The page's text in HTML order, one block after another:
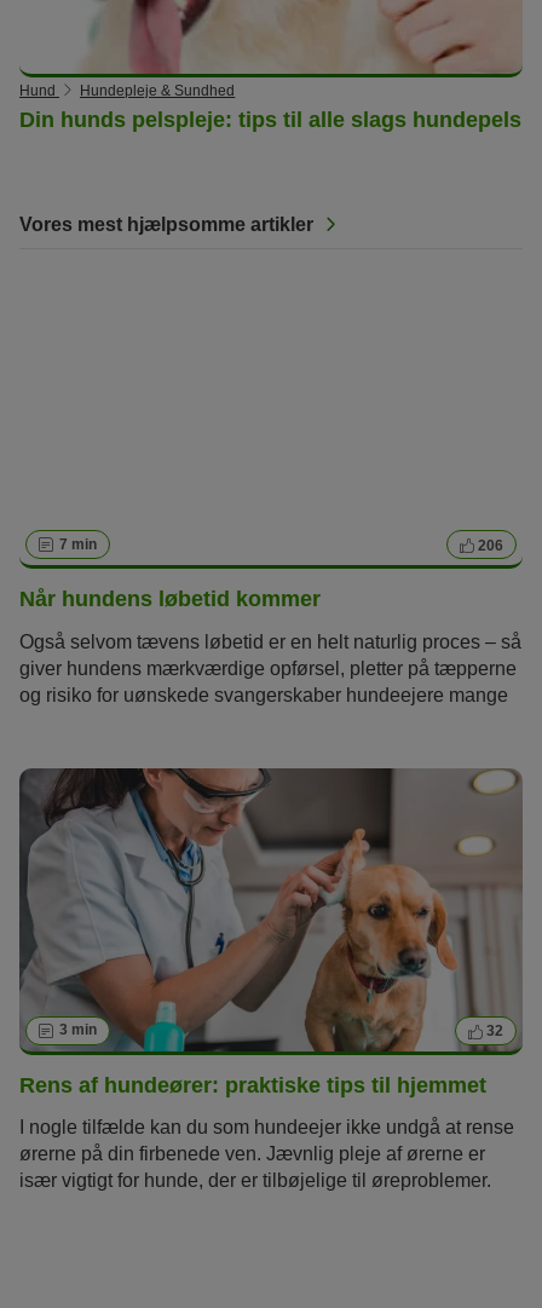
Hund Hundepleje & Sundhed
Din hunds pelspleje: tips til alle slags hundepels
Vores mest hjælpsomme artikler
7 min 206
Når hundens løbetid kommer
Også selvom tævens løbetid er en helt naturlig proces – så
giver hundens mærkværdige opførsel, pletter på tæpperne
og risiko for uønskede svangerskaber hundeejere mange
3 min 32
Rens af hundeører: praktiske tips til hjemmet
I nogle tilfælde kan du som hundeejer ikke undgå at rense
ørerne på din firbenede ven. Jævnlig pleje af ørerne er
især vigtigt for hunde, der er tilbøjelige til øreproblemer.